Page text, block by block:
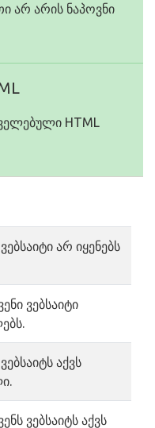
არ არის ნაპოვნი
HTML
არ იყენებს
ვებსაიტი
აქვს
ვებსაიტს აქვს